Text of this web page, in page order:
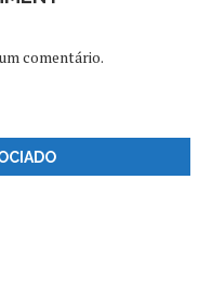
comentário.